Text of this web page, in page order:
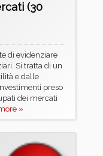
(30
di evidenziare
Si tratta di un
e dalle
preso
dei mercati
»